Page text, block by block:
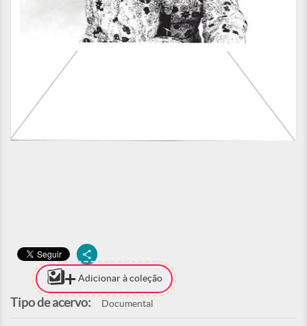
Adicionar à coleção
Tipo de acervo: Documental